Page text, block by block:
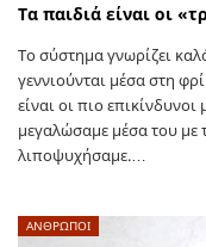
Τα παιδιά είναι οι
Το σύστημα γνωρίζει
γεννιούνται μέσα στη
είναι οι πιο
μεγαλώσαμε μέσα του με
λιποψυχήσαμε.…
ΑΝΘΡΩΠΟΙ